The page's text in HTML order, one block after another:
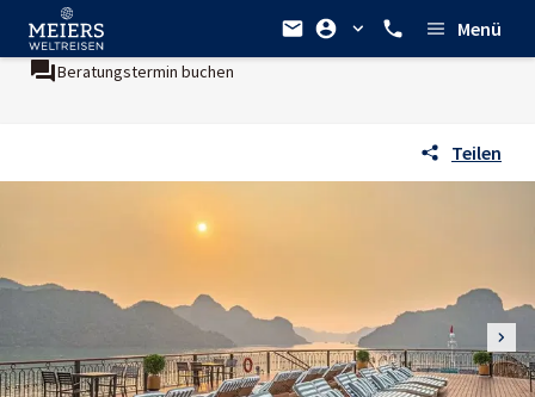
Menü
Beratungstermin buchen
Teilen